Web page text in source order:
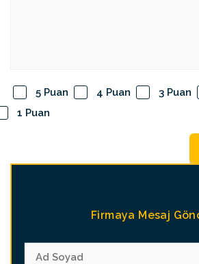
5 Puan 4 Puan 3 Puan
1 Puan
Firmaya Mesaj